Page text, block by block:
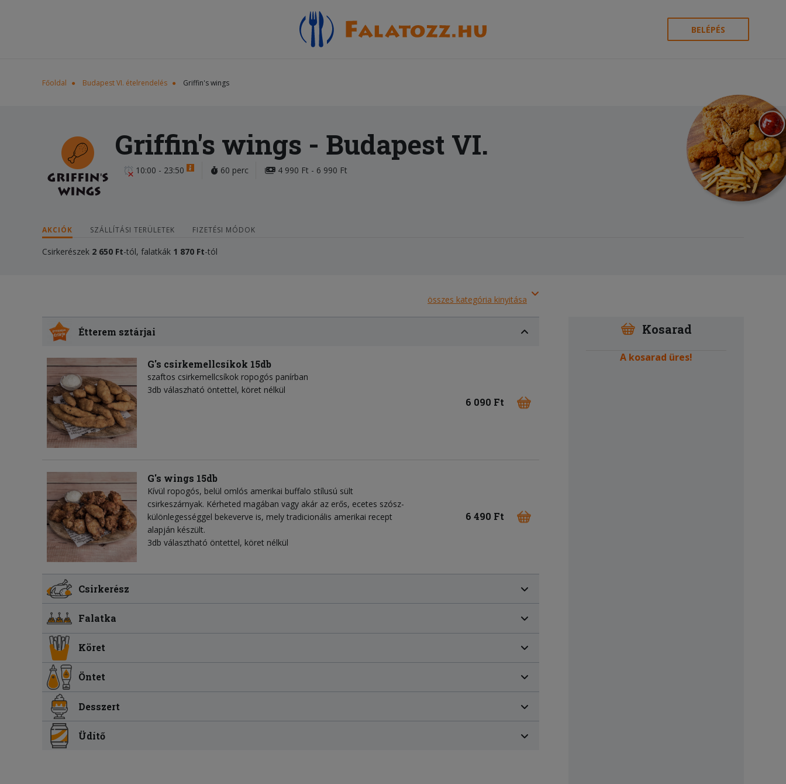
BELÉPÉS
Főoldal Budapest VI. ételrendelés Griffin's wings
Griffin's wings - Budapest VI.
10:00 - 23:50 60 perc 4 990 Ft - 6 990 Ft
AKCIÓK SZÁLLÍTÁSI TERÜLETEK FIZETÉSI MÓDOK
Csirkerészek 2 650 Ft-tól, falatkák 1 870 Ft-tól
összes kategória kinyitása
Étterem sztárjai
G's csirkemellcsíkok 15db
szaftos csirkemellcsíkok ropogós panírban
3db válaszható öntettel, köret nélkül
6 090 Ft
G's wings 15db
Kívül ropogós, belül omlós amerikai buffalo stílusú sült
csirkeszárnyak. Kérheted magában vagy akár az erős, ecetes szósz-
különlegességgel bekeverve is, mely tradicionális amerikai recept
alapján készült.
3db választható öntettel, köret nélkül
6 490 Ft
Csirkerész
Falatka
Köret
Öntet
Desszert
Üdítő
Kosarad
A kosarad üres!